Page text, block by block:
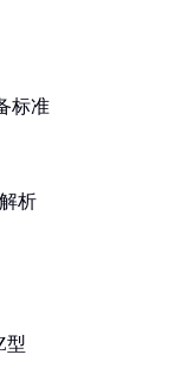
标准
析
型